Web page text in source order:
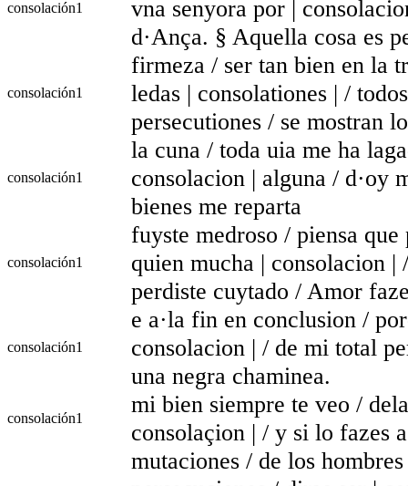
consolación1
vna senyora por |
d·Ança. § Aquella cosa es
consolación1
firmeza / ser tan bien en la
ledas | consolationes | /
persecutiones / se mostran
consolación1
la cuna / toda uia me ha
consolacion | alguna / d·oy
bienes me reparta
consolación1
fuyste medroso / piensa
quien mucha | consolacion
perdiste cuytado / Amor
consolación1
e a·la fin en conclusion /
consolacion | / de mi total
una negra chaminea.
consolación1
mi bien siempre te veo /
consolaçion | / y si lo fazes
mutaciones / de los